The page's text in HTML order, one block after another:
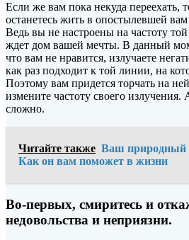
Если же вам пока некуда переехать,
останетесь жить в опостылевшей вам
Ведь вы не настроены на частоту
ждет дом вашей мечты. В данный
что вам не нравится, излучаете
как раз подходит к той линии, на
Поэтому вам придется торчать на
измените частоту своего излучения.
сложно.
Читайте также Ваш природный
Как он вам поможет в жизни
Во-первых, смиритесь и
недовольства и неприязни.